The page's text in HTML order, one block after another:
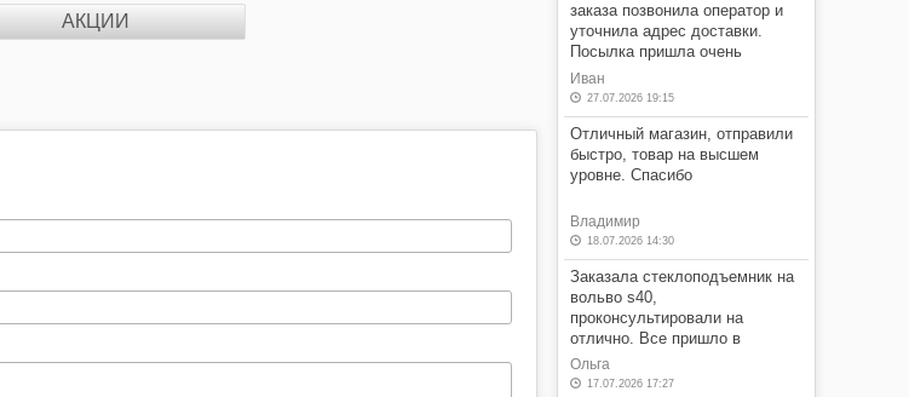
АКЦИИ
заказа позвонила оператор и
уточнила адрес доставки.
Посылка пришла очень
быстро! Я очень доволен этим
магазином.
Иван
27.07.2026 19:15
Отличный магазин, отправили
быстро, товар на высшем
уровне. Спасибо
Владимир
18.07.2026 14:30
Заказала стеклоподъемник на
вольво s40,
проконсультировали на
отлично. Все пришло в
оговоренные сроки, в отличном
состоянии, по оговоренной
Ольга
17.07.2026 17:27